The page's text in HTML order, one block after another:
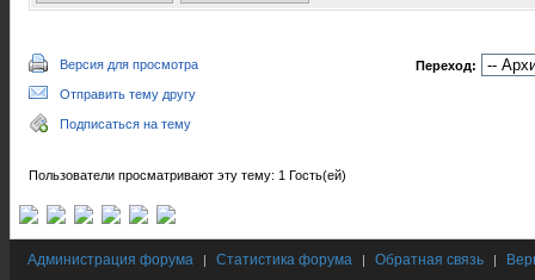
Версия для просмотра
Отправить тему другу
Подписаться на тему
Переход:
Пользователи просматривают эту тему: 1 Гость(ей)
Администрация форума | Статистика форума | Обратная связь |